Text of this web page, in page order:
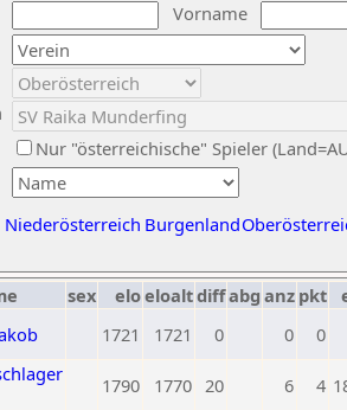
Vorname
Nur "österreichische" Spieler
Niederösterreich Burgenland
sex eloeloaltdiffabg anz pkt
1721 1721 0 0 0
1790 1770 20 6 4